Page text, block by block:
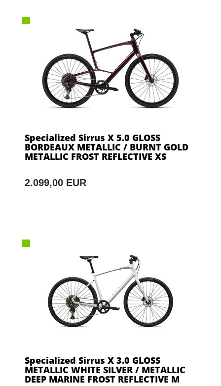
Specialized Sirrus X 5.0 GLOSS
BORDEAUX METALLIC / BURNT GOLD
METALLIC FROST REFLECTIVE XS
2.099,00 EUR
Specialized Sirrus X 3.0 GLOSS
METALLIC WHITE SILVER / METALLIC
DEEP MARINE FROST REFLECTIVE M